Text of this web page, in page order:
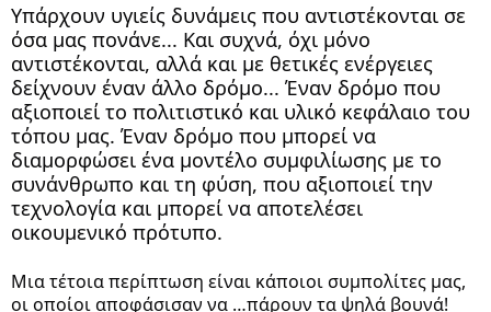
Υπάρχουν υγιείς δυνάμεις που αντιστέκονται σε
όσα μας πονάνε... Και συχνά, όχι μόνο
αντιστέκονται, αλλά και με θετικές ενέργειες
δείχνουν έναν άλλο δρόμο... Έναν δρόμο που
αξιοποιεί το πολιτιστικό και υλικό κεφάλαιο του
τόπου μας. Έναν δρόμο που μπορεί να
διαμορφώσει ένα μοντέλο συμφιλίωσης με το
συνάνθρωπο και τη φύση, που αξιοποιεί την
τεχνολογία και μπορεί να αποτελέσει
οικουμενικό πρότυπο.
Μια τέτοια περίπτωση είναι κάποιοι συμπολίτες μας,
οι οποίοι αποφάσισαν να …πάρουν τα ψηλά βουνά!